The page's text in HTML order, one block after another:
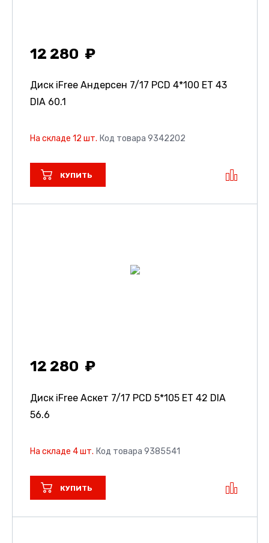
12 280
Диск iFree Андерсен 7/17 PCD 4*100 ET 43
DIA 60.1
На складе 12 шт. Код товара 9342202
КУПИТЬ
12 280
Диск iFree Аскет 7/17 PCD 5*105 ET 42 DIA
56.6
На складе 4 шт. Код товара 9385541
КУПИТЬ